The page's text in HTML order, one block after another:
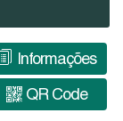
Informações
QR Code